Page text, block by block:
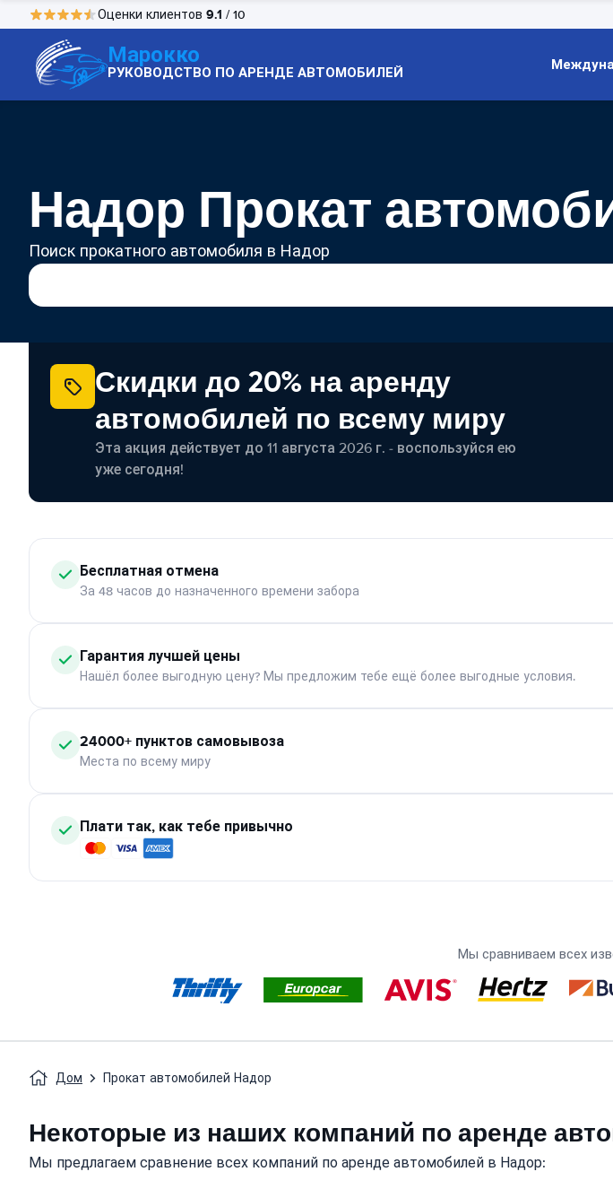
Оценки клиентов 9.1 / 10
Марокко
РУКОВОДСТВО ПО АРЕНДЕ АВТОМОБИЛЕЙ
Надор Прокат
Поиск прокатного автомобиля в Надор
Скидки до 20% на аренду
автомобилей по всему миру
Эта акция действует до 11 августа 2026 г. - воспользуйся ею
уже сегодня!
Бесплатная отмена
За 48 часов до назначенного времени забора
Гарантия лучшей цены
Нашёл более выгодную цену? Мы предложим тебе ещё более выгодные условия.
24000+ пунктов самовывоза
Места по всему миру
Плати так, как тебе привычно
Мы сравниваем всех
Дом Прокат автомобилей Надор
Некоторые из наших компаний по аренде
Мы предлагаем сравнение всех компаний по аренде автомобилей в Надор: